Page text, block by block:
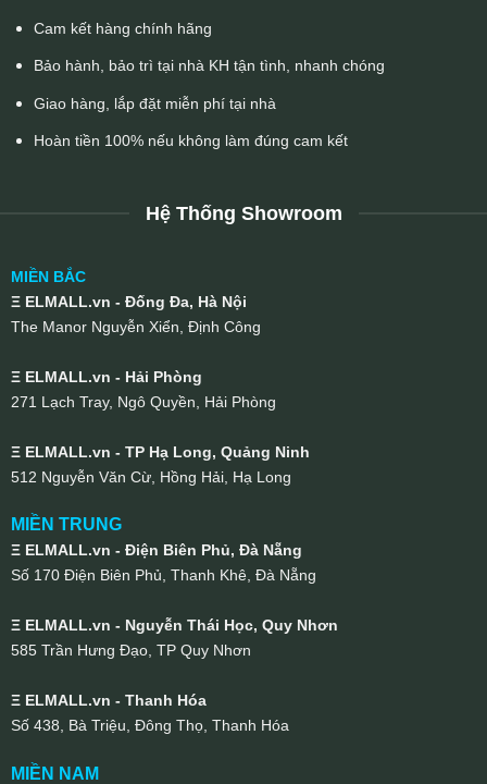
Cam kết hàng chính hãng
Bảo hành, bảo trì tại nhà KH tận tình, nhanh chóng
Giao hàng, lắp đặt miễn phí tại nhà
Hoàn tiền 100% nếu không làm đúng cam kết
Hệ Thống Showroom
MIỀN BẮC
Ξ ELMALL.vn - Đống Đa, Hà Nội
The Manor Nguyễn Xiển, Định Công
Ξ ELMALL.vn - Hải Phòng
271 Lạch Tray, Ngô Quyền, Hải Phòng
Ξ ELMALL.vn - TP Hạ Long, Quảng Ninh
512 Nguyễn Văn Cừ, Hồng Hải, Hạ Long
MIỀN TRUNG
Ξ ELMALL.vn - Điện Biên Phủ, Đà Nẵng
Số 170 Điện Biên Phủ, Thanh Khê, Đà Nẵng
Ξ ELMALL.vn - Nguyễn Thái Học, Quy Nhơn
585 Trần Hưng Đạo, TP Quy Nhơn
Ξ ELMALL.vn - Thanh Hóa
Số 438, Bà Triệu, Đông Thọ, Thanh Hóa
MIỀN NAM